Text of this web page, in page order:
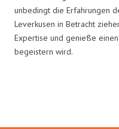
unbedingt die Erfahrungen
Leverkusen in Betracht
Expertise und genieße
begeistern wird.